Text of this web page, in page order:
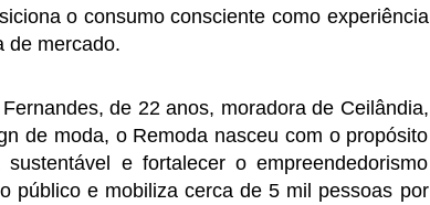
o consumo consciente como experiência
de mercado.
de 22 anos, moradora de Ceilândia,
de moda, o Remoda nasceu com o propósito
e fortalecer o empreendedorismo
público e mobiliza cerca de 5 mil pessoas por